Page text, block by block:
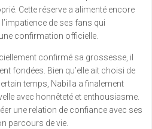
Cette réserve a alimenté encore
de ses fans qui
confirmation officielle.
confirmé sa grossesse, il
fondées. Bien qu’elle ait choisi de
temps, Nabilla a finalement
avec honnêteté et enthousiasme.
une relation de confiance avec ses
parcours de vie.